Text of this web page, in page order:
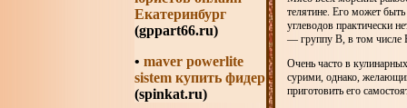
Екатеринбург
(gppart66.ru)
• maver powerlite
sistem купить фидер
(spinkat.ru)
телятине. Его может
углеводов практически
— группу В, в том числе
Очень часто в
сурими, однако,
приготовить его